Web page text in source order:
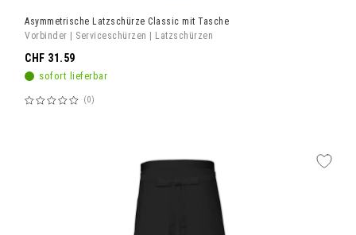
Asymmetrische Latzschürze Classic mit Tasche
Vorbinder | Serviceschürzen | Latzschürzen
sofort lieferbar
Bewertung:
0
CHF 31.59